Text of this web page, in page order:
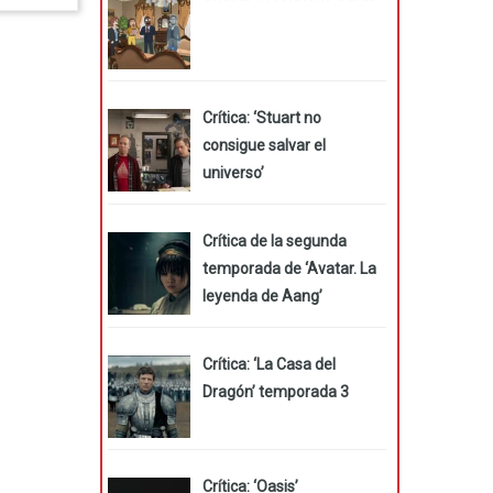
Crítica: ‘Stuart no
consigue salvar el
universo’
Crítica de la segunda
temporada de ‘Avatar. La
leyenda de Aang’
Crítica: ‘La Casa del
Dragón’ temporada 3
Crítica: ‘Oasis’